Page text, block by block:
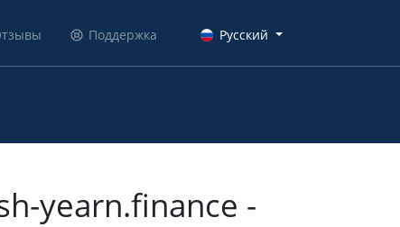
Поддержка Русский
yearn.finance -